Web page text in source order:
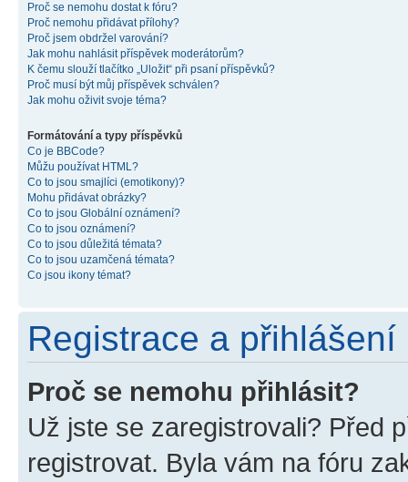
Proč se nemohu dostat k fóru?
Proč nemohu přidávat přílohy?
Proč jsem obdržel varování?
Jak mohu nahlásit příspěvek moderátorům?
K čemu slouží tlačítko „Uložit“ při psaní příspěvků?
Proč musí být můj příspěvek schválen?
Jak mohu oživit svoje téma?
Formátování a typy příspěvků
Co je BBCode?
Můžu používat HTML?
Co to jsou smajlíci (emotikony)?
Mohu přidávat obrázky?
Co to jsou Globální oznámení?
Co to jsou oznámení?
Co to jsou důležitá témata?
Co to jsou uzamčená témata?
Co jsou ikony témat?
Registrace a přihlášení
Proč se nemohu přihlásit?
Už jste se zaregistrovali? Před
registrovat. Byla vám na fóru